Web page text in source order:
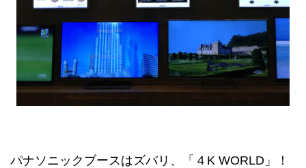
パナソニックブースはズバリ、「４K WORLD」！